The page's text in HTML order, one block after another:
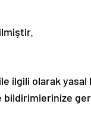
ilgili olarak